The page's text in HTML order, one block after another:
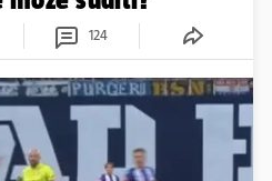
124